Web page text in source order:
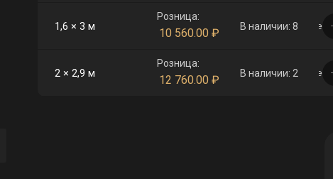
1,6 × 3 м
Розница:
10 560.00 ₽
В наличии: 8в корзине
2 × 2,9 м
Розница:
12 760.00 ₽
В наличии: 2в корзине